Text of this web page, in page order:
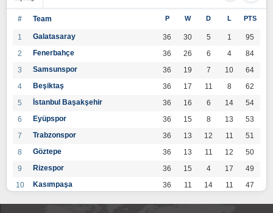
# Team P W D L PTS
1 Galatasaray 36 30 5 1
95
2
Fenerbahçe 36 26 6 4
84
3
Samsunspor 36 19 7 10
64
4
Beşiktaş 36 17 11 8
62
5
İstanbul Başakşehir 36 16 6 14
54
6
Eyüpspor 36 15 8 13
53
7
Trabzonspor 36 13 12 11
51
8
Göztepe 36 13 11 12
50
9
Rizespor 36 15 4 17
49
10
Kasımpaşa 36 11 14 11
47